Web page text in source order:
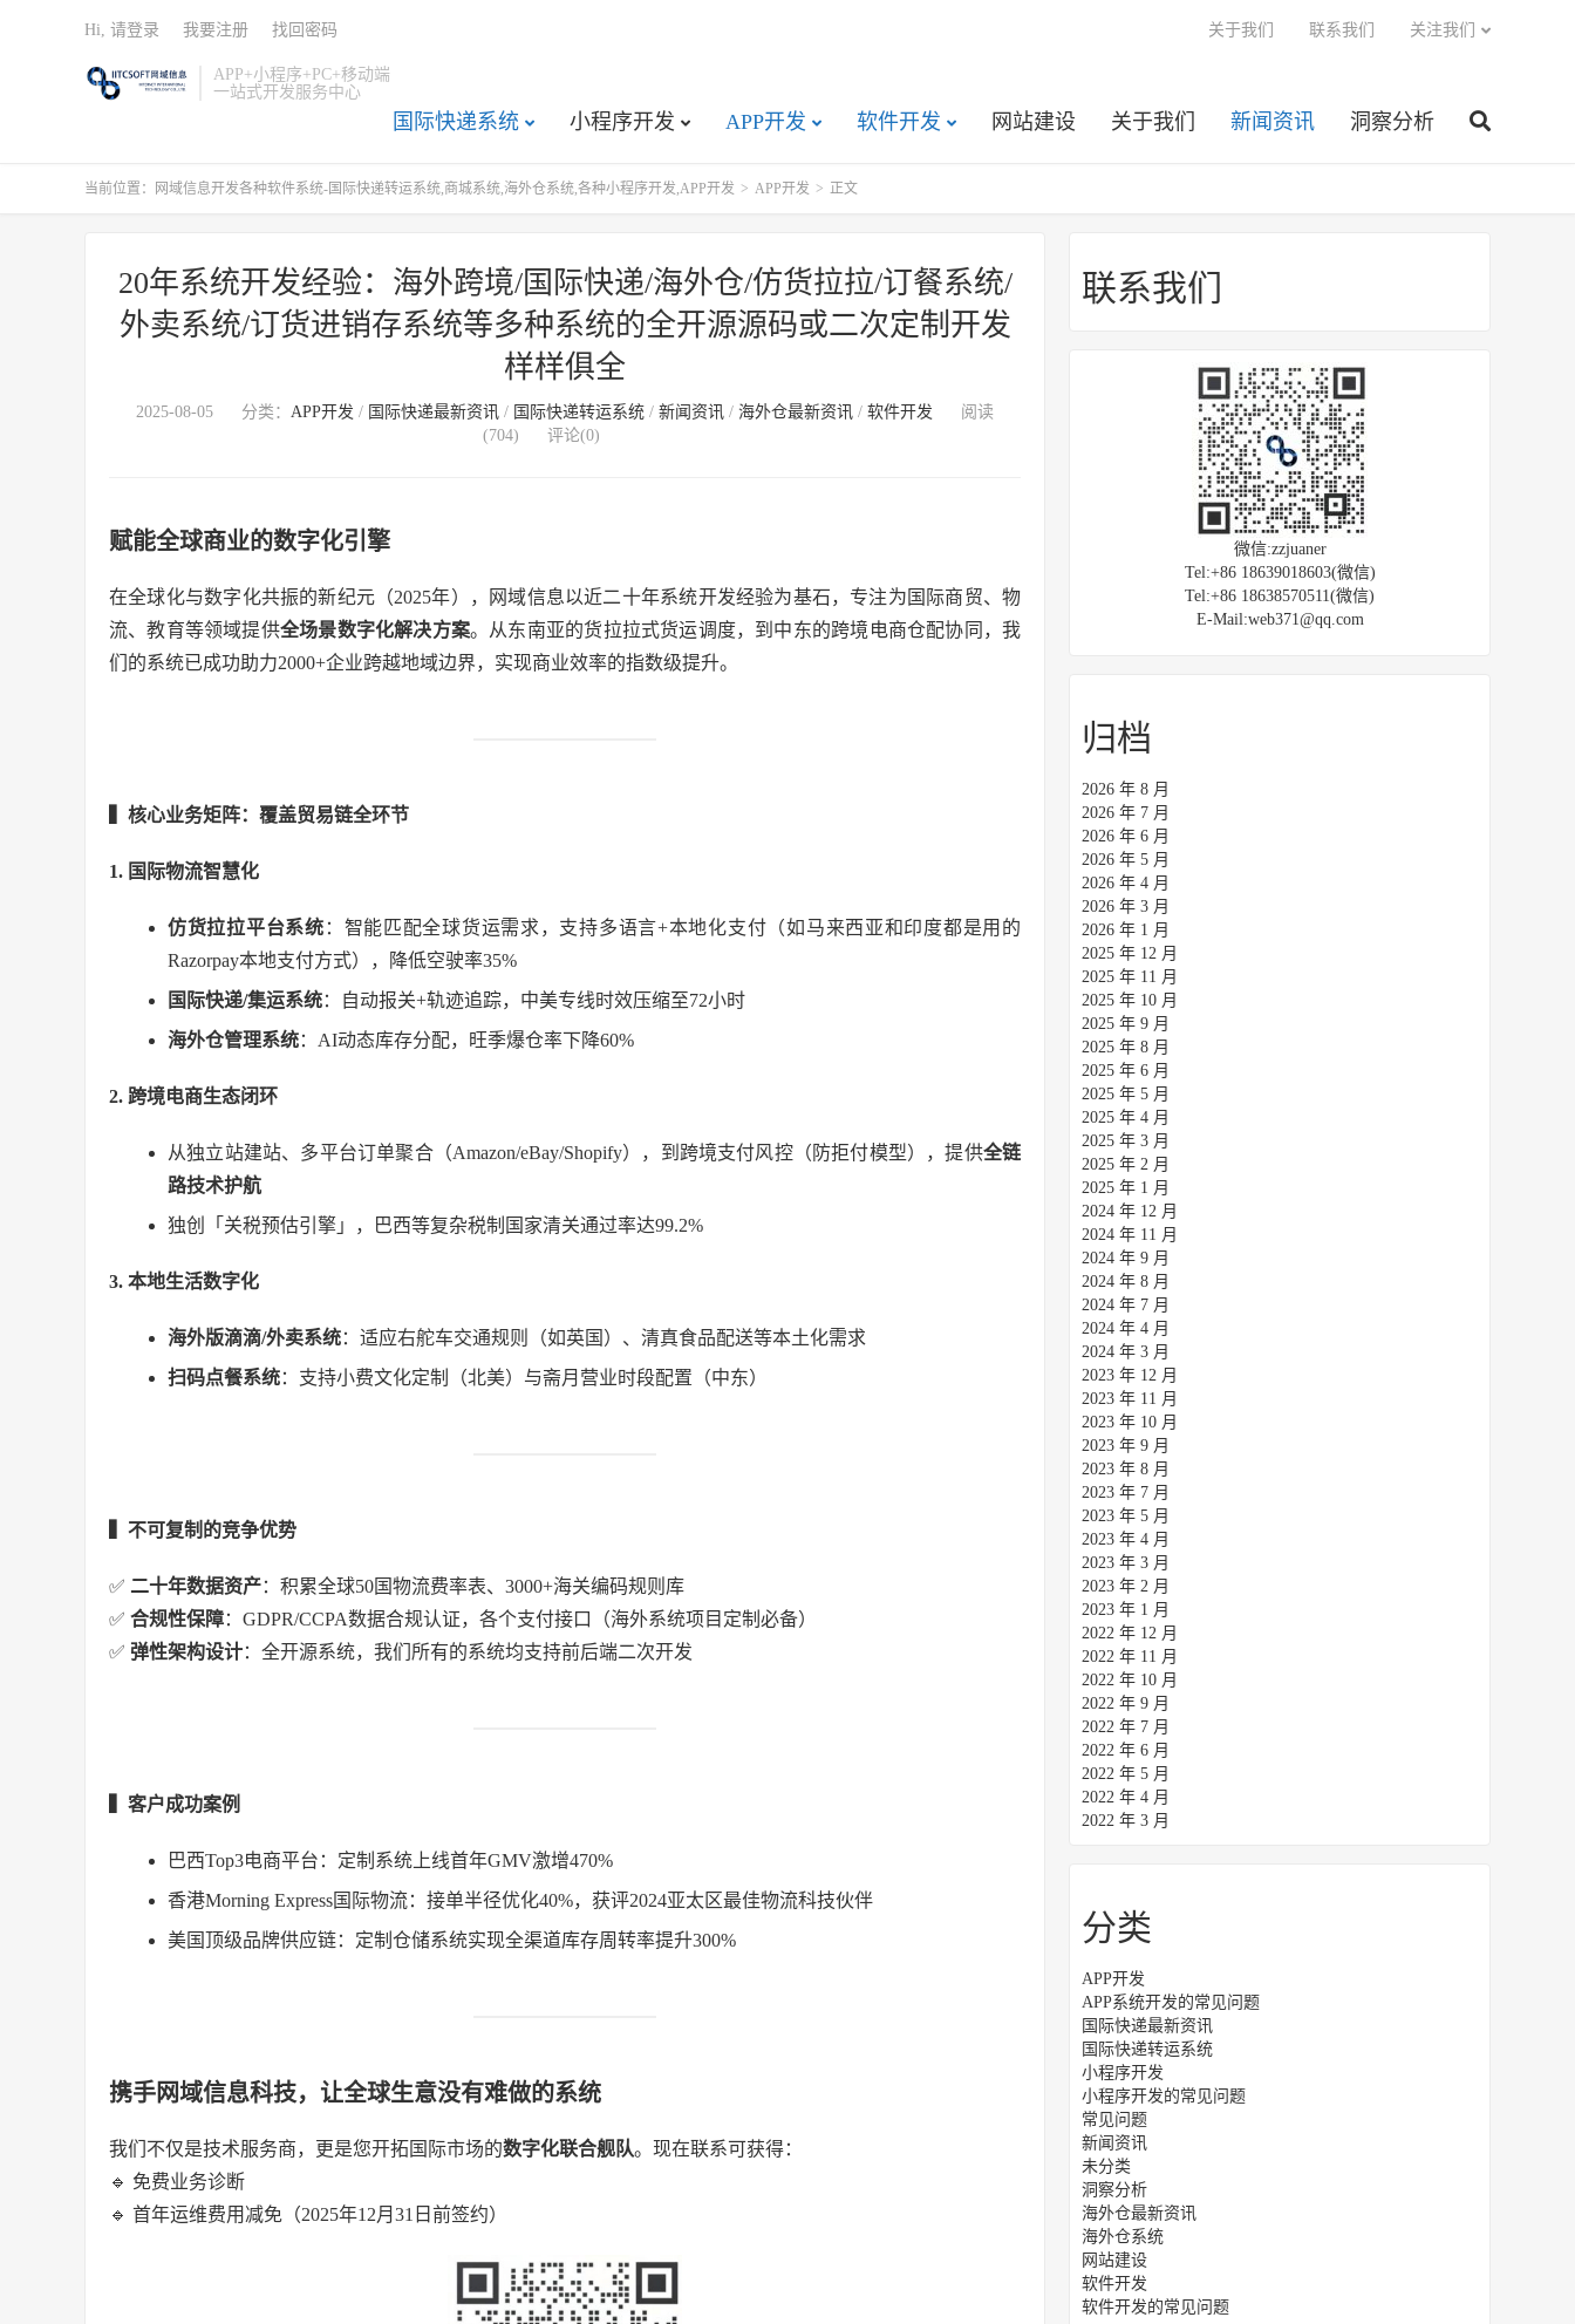
APP+小程序+PC+移动端
一站式开发服务中心
国际快递系统 小程序开发 APP开发 软件开发 网站建设 关于我们 新闻资讯 洞察分析
关于我们 联系我们 关注我们
Hi, 请登录 我要注册 找回密码
当前位置： 网域信息开发各种软件系统-国际快递转运系统,商城系统,海外仓系统,各种小程序开发,APP开发 > APP开发 > 正文
20年系统开发经验：海外跨境/国际快递/海外仓/仿货拉拉/订餐系统/
外卖系统/订货进销存系统等多种系统的全开源源码或二次定制开发
样样俱全
2025-08-05 分类： APP开发 / 国际快递最新资讯 / 国际快递转运系统 / 新闻资讯 / 海外仓最新资讯 / 软件开发
阅读
(704)
评论(0)
赋能全球商业的数字化引擎
在全球化与数字化共振的新纪元（2025年），网域信息以近二十年系统开发经验为基石，专注为国际商贸、物
流、教育等领域提供全场景数字化解决方案。从东南亚的货拉拉式货运调度，到中东的跨境电商仓配协同，我
们的系统已成功助力2000+企业跨越地域边界，实现商业效率的指数级提升。
▍核心业务矩阵：覆盖贸易链全环节
1. 国际物流智慧化
仿货拉拉平台系统 ：智能匹配全球货运需求，支持多语言+本地化支付（如马来西亚和印度都是用的
Razorpay本地支付方式），降低空驶率35%
国际快递/集运系统：自动报关+轨迹追踪，中美专线时效压缩至72小时
海外仓管理系统：AI动态库存分配，旺季爆仓率下降60%
2. 跨境电商生态闭环
从独立站建站、多平台订单聚合（Amazon/eBay/Shopify），到跨境支付风控（防拒付模型），提供全链
路技术护航
独创「关税预估引擎」，巴西等复杂税制国家清关通过率达99.2%
3. 本地生活数字化
海外版滴滴/外卖系统：适应右舵车交通规则（如英国）、清真食品配送等本土化需求
扫码点餐系统：支持小费文化定制（北美）与斋月营业时段配置（中东）
▍不可复制的竞争优势
✅ 二十年数据资产：积累全球50国物流费率表、3000+海关编码规则库
✅ 合规性保障：GDPR/CCPA数据合规认证，各个支付接口（海外系统项目定制必备）
✅ 弹性架构设计：全开源系统，我们所有的系统均支持前后端二次开发
▍客户成功案例
巴西Top3电商平台：定制系统上线首年GMV激增470%
香港Morning Express国际物流：接单半径优化40%，获评2024亚太区最佳物流科技伙伴
美国顶级品牌供应链：定制仓储系统实现全渠道库存周转率提升300%
携手网域信息科技，让全球生意没有难做的系统
我们不仅是技术服务商，更是您开拓国际市场的数字化联合舰队。现在联系可获得：
🔹 免费业务诊断
🔹 首年运维费用减免（2025年12月31日前签约）
联系我们
微信:zzjuaner
Tel:+86 18639018603(微信)
Tel:+86 18638570511(微信)
E-Mail:web371@qq.com
归档
2026 年 8 月
2026 年 7 月
2026 年 6 月
2026 年 5 月
2026 年 4 月
2026 年 3 月
2026 年 1 月
2025 年 12 月
2025 年 11 月
2025 年 10 月
2025 年 9 月
2025 年 8 月
2025 年 6 月
2025 年 5 月
2025 年 4 月
2025 年 3 月
2025 年 2 月
2025 年 1 月
2024 年 12 月
2024 年 11 月
2024 年 9 月
2024 年 8 月
2024 年 7 月
2024 年 4 月
2024 年 3 月
2023 年 12 月
2023 年 11 月
2023 年 10 月
2023 年 9 月
2023 年 8 月
2023 年 7 月
2023 年 5 月
2023 年 4 月
2023 年 3 月
2023 年 2 月
2023 年 1 月
2022 年 12 月
2022 年 11 月
2022 年 10 月
2022 年 9 月
2022 年 7 月
2022 年 6 月
2022 年 5 月
2022 年 4 月
2022 年 3 月
分类
APP开发
APP系统开发的常见问题
国际快递最新资讯
国际快递转运系统
小程序开发
小程序开发的常见问题
常见问题
新闻资讯
未分类
洞察分析
海外仓最新资讯
海外仓系统
网站建设
软件开发
软件开发的常见问题